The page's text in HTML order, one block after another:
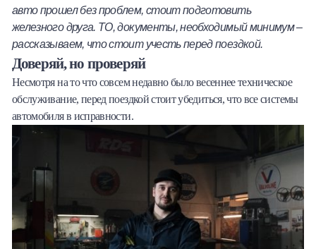
Онлайн-обменник
Премиальный сервис Prime Line
Мобильный банк MOBY
Потребительский кредит
Продукты для Бизнеса
авто прошел без проблем, стоит подготовить
железного друга. ТО, документы, необходимый минимум –
рассказываем, что стоит учесть перед поездкой.
Доверяй, но проверяй
Несмотря на то что совсем недавно было весеннее техническое
обслуживание, перед поездкой стоит убедиться, что все системы
автомобиля в исправности.